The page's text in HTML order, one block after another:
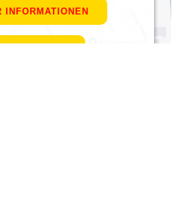
INFORMATIONEN